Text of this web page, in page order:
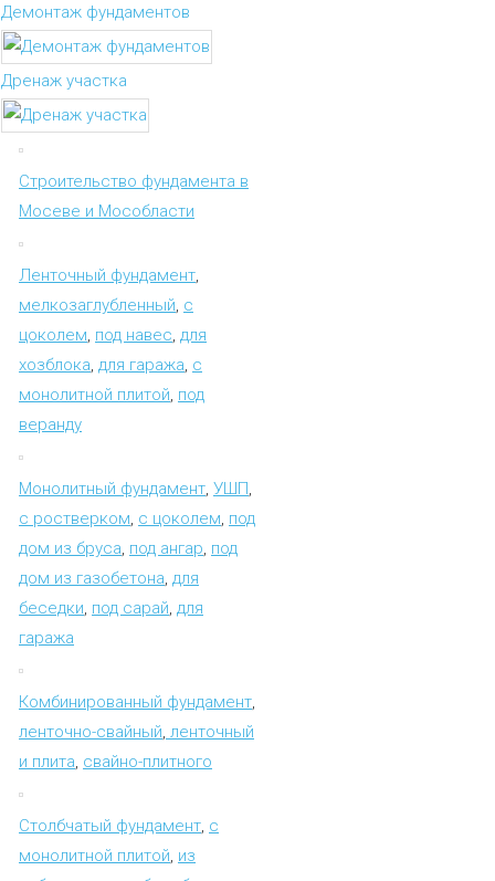
Демонтаж фундаментов
Дренаж участка
Строительство фундамента в
Мосеве и Мособласти
Ленточный фундамент
мелкозаглубленный с
цоколем под навес для
хозблока для гаража с
монолитной плитой под
веранду
Монолитный фундамент УШП
с ростверком с цоколем под
дом из бруса под ангар под
дом из газобетона для
беседки под сарай для
гаража
Комбинированный фундамент
ленточно-свайный ленточный
и плита свайно-плитного
Столбчатый фундамент с
монолитной плитой из